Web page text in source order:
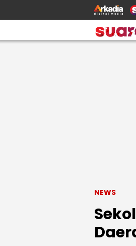
NEWS